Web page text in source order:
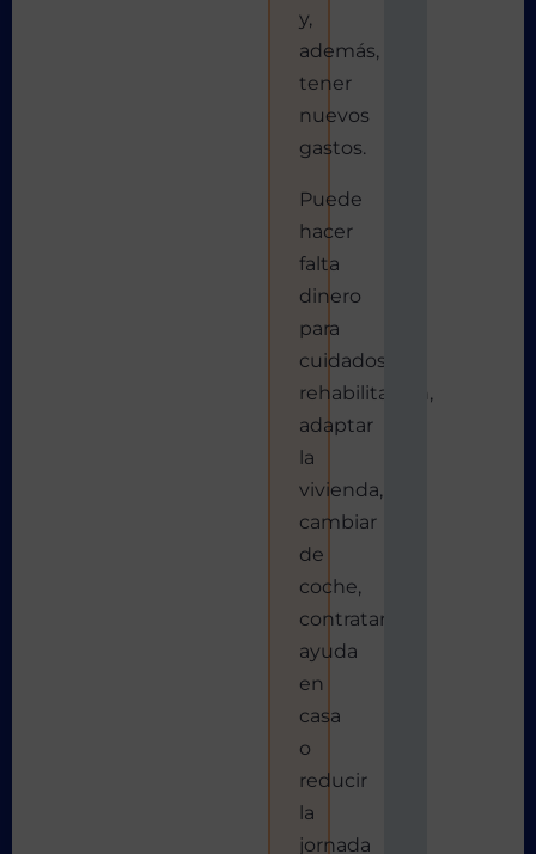
y,
además,
tener
nuevos
gastos.
Puede
hacer
falta
dinero
para
cuidados,
rehabilitación,
adaptar
la
vivienda,
cambiar
de
coche,
contratar
ayuda
en
casa
o
reducir
la
jornada